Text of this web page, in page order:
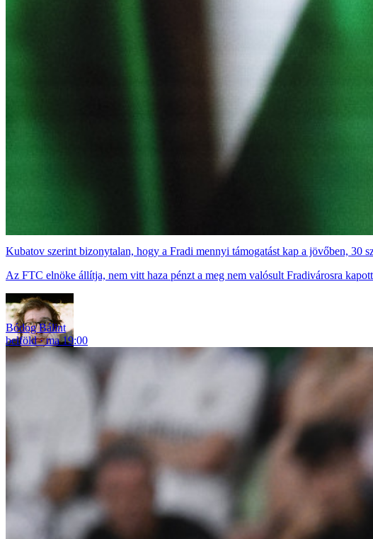
Kubatov szerint bizonytalan, hogy a Fradi mennyi támogatást kap a jövőben, 30
Az FTC elnöke állítja, nem vitt haza pénzt a meg nem valósult Fradivárosra
Bódog Bálint
belföld
ma 19:00